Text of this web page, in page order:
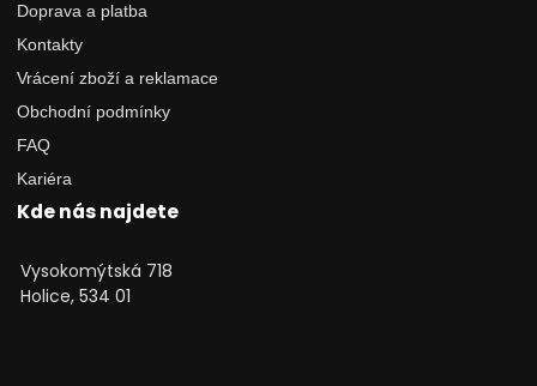
Doprava a platba
Kontakty
Vrácení zboží a reklamace
Obchodní podmínky
FAQ
Kariéra
Kde nás najdete
Vysokomýtská 718
Holice, 534 01